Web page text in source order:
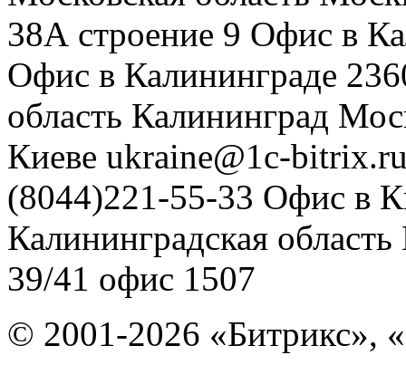
38А строение 9 Офис в
Офис в Калининграде
область Калининград
Киеве ukraine@1c-
(8044)221-55-33 Офис в
Калининградская область
39/41 офис 1507
© 2001-2026 «Битрикс»,